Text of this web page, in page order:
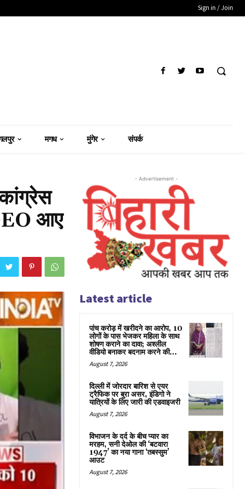
Sign in / Join
मगध मुंगेर संपर्क
आए
- Advertisement -
Latest article
पांच करोड़ में खरीदने का आरोप, 10
लोगों के पास भेजकर महिला के साथ
शोषण कराने का दावा; अश्लील
वीडियो बनाकर बदनाम करने की...
August 7, 2026
दिल्ली में जोरदार बारिश से एयर
ट्रैफिक पर बुरा असर, इंडिगो ने
यात्रियों के लिए जारी की एडवाइजरी
August 7, 2026
विभाजन के दर्द के बीच प्यार का
मरहम, सनी देओल की ‘बटवारा
1947’ का नया गाना ‘तबस्सुम’
आउट
August 7, 2026